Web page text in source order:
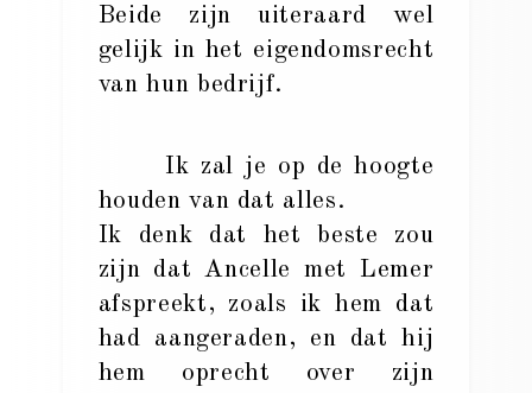
Beide zijn uiteraard wel
gelijk in het eigendomsrecht
van hun bedrijf.
Ik zal je op de hoogte
houden van dat alles.
Ik denk dat het beste zou
zijn dat Ancelle met Lemer
afspreekt, zoals ik hem dat
had aangeraden, en dat hij
hem oprecht over zijn